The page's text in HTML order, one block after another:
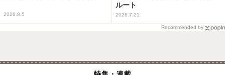
2026.8.5
ルート
2026.7.21
Recommended by
特集・連載